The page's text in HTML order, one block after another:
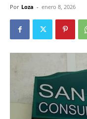
Por Loza - enero 8, 2026